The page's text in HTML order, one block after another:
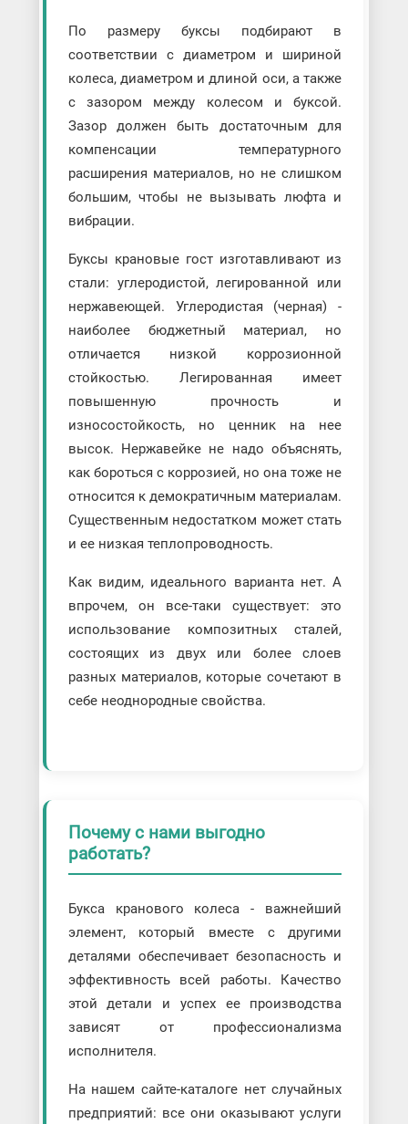
По размеру буксы подбирают в
соответствии с диаметром и шириной
колеса, диаметром и длиной оси, а также
с зазором между колесом и буксой.
Зазор должен быть достаточным для
компенсации температурного
расширения материалов, но не слишком
большим, чтобы не вызывать люфта и
вибрации.
Буксы крановые гост изготавливают из
стали: углеродистой, легированной или
нержавеющей. Углеродистая (черная) -
наиболее бюджетный материал, но
отличается низкой коррозионной
стойкостью. Легированная имеет
повышенную прочность и
износостойкость, но ценник на нее
высок. Нержавейке не надо объяснять,
как бороться с коррозией, но она тоже не
относится к демократичным материалам.
Существенным недостатком может стать
и ее низкая теплопроводность.
Как видим, идеального варианта нет. А
впрочем, он все-таки существует: это
использование композитных сталей,
состоящих из двух или более слоев
разных материалов, которые сочетают в
себе неоднородные свойства.
Почему с нами выгодно
работать?
Букса кранового колеса - важнейший
элемент, который вместе с другими
деталями обеспечивает безопасность и
эффективность всей работы. Качество
этой детали и успех ее производства
зависят от профессионализма
исполнителя.
На нашем сайте-каталоге нет случайных
предприятий: все они оказывают услуги